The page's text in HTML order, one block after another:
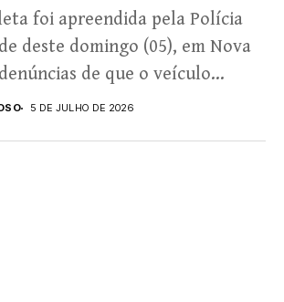
foi apreendida pela Polícia
deste domingo (05), em Nova
de que o veículo
5 DE JULHO DE 2026